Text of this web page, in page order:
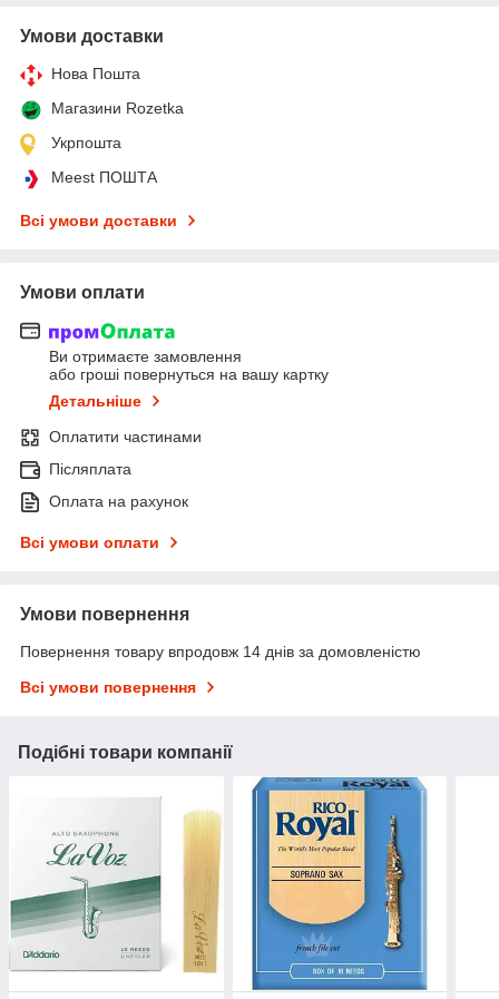
Умови доставки
Нова Пошта
Магазини Rozetka
Укрпошта
Meest ПОШТА
Всі умови доставки
Умови оплати
Ви отримаєте замовлення
або гроші повернуться на вашу картку
Детальніше
Оплатити частинами
Післяплата
Оплата на рахунок
Всі умови оплати
Умови повернення
Повернення товару впродовж 14 днів за домовленістю
Всі умови повернення
Подібні товари компанії